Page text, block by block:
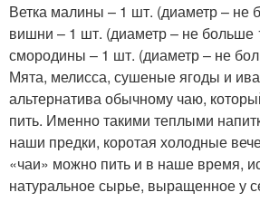
Ветка малины – 1 шт. (диаметр – не
вишни – 1 шт. (диаметр – не больше
смородины – 1 шт. (диаметр – не
Мята, мелисса, сушеные ягоды и
альтернатива обычному чаю,
пить. Именно такими теплыми
наши предки, коротая холодные
«чаи» можно пить и в наше время,
натуральное сырье, выращенное у